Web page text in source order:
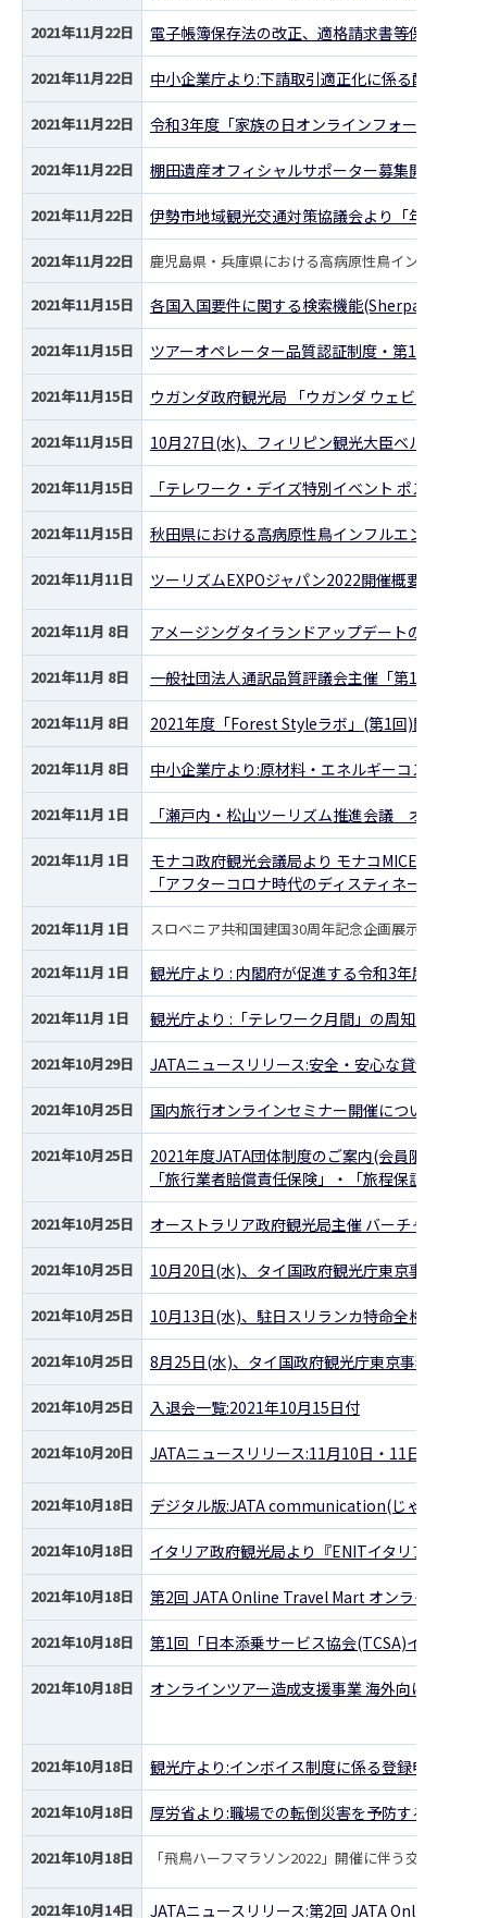
2021年11月22日 電子帳簿保存法の改正、適格請求書等保存方式
2021年11月22日 中小企業庁より:下請取引適正化に係る配慮要請
2021年11月22日 令和3年度「家族の日オンラインフォーラム
2021年11月22日 棚田遺産オフィシャルサポーター募集開始のお
2021年11月22日 伊勢市地域観光交通対策協議会より「年末年始
2021年11月22日 鹿児島県・兵庫県における高病原性鳥インフルエン
2021年11月15日 各国入国要件に関する検索機能(Sherpa)のご案
2021年11月15日 ツアーオペレーター品質認証制度・第12期認証
2021年11月15日 ウガンダ政府観光局 「ウガンダ ウェビナーシリ
2021年11月15日 10月27日(水)、フィリピン観光大臣ベルナデッ
2021年11月15日 「テレワーク・デイズ特別イベント ポストコ
2021年11月15日 秋田県における高病原性鳥インフルエンザの疑
2021年11月11日 ツーリズムEXPOジャパン2022開催概要について
2021年11月 8日 アメージングタイランドアップデートのご案内
2021年11月 8日 一般社団法人通訳品質評議会主催「第11回イン
2021年11月 8日 2021年度「Forest Styleラボ」(第1回)開催のお
2021年11月 8日 中小企業庁より:原材料・エネルギーコスト増の
2021年11月 1日 「瀬戸内・松山ツーリズム推進会議 オンライ
2021年11月 1日
モナコ政府観光会議局より モナコMICEセミナー
「アフターコロナ時代のディスティネーション
2021年11月 1日 スロベニア共和国建国30周年記念企画展示会のご案
2021年11月 1日 観光庁より : 内閣府が促進する令和3年度「家族
2021年11月 1日 観光庁より :「テレワーク月間」の周知について
2021年10月29日 JATAニュースリリース:安全・安心な貸切バスの
2021年10月25日 国内旅行オンラインセミナー開催について(会員
2021年10月25日
2021年度JATA団体制度のご案内(会員限定)
「旅行業者賠償責任保険」・「旅程保証責任保
2021年10月25日 オーストラリア政府観光局主催 バーチャル・ホ
2021年10月25日 10月20日(水)、タイ国政府観光庁東京事務所の
2021年10月25日 10月13日(水)、駐日スリランカ特命全権大使サ
2021年10月25日 8月25日(水)、タイ国政府観光庁東京事務所の所
2021年10月25日 入退会一覧:2021年10月15日付
2021年10月20日 JATAニュースリリース:11月10日・11日国内旅
2021年10月18日 デジタル版:JATA communication(じゃたこみ
2021年10月18日 イタリア政府観光局より『ENITイタリア観光ワ
2021年10月18日 第2回 JATA Online Travel Mart オンライン商談
2021年10月18日 第1回「日本添乗サービス協会(TCSA)インバウ
2021年10月18日 オンラインツアー造成支援事業 海外向けツアー
2021年10月18日 観光庁より:インボイス制度に係る登録申請開始
2021年10月18日 厚労省より:職場での転倒災害を予防するための
2021年10月18日 「飛鳥ハーフマラソン2022」開催に伴う交通規制の
2021年10月14日 JATAニュースリリース:第2回 JATA Online